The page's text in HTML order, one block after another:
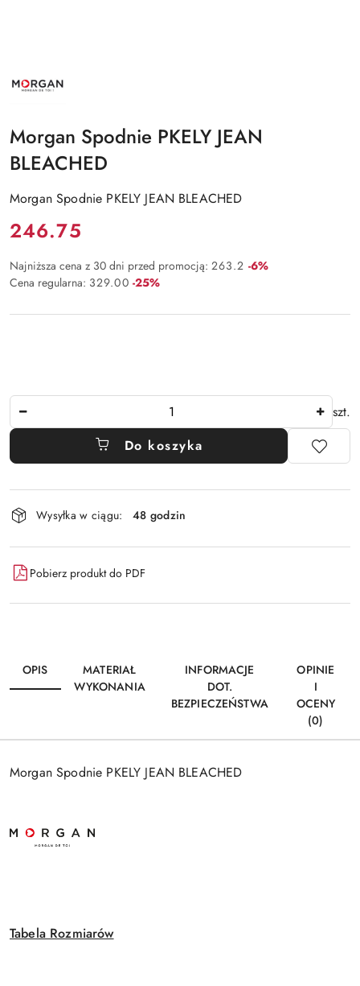
PRODUCENTA:
MORGAN
Morgan Spodnie PKELY JEAN
BLEACHED
Morgan Spodnie PKELY JEAN BLEACHED
Cena:
246.75
Najniższa cena z 30 dni przed promocją: 263.2 Rabat:
-6%
Cena regularna: 329.00 Rabat:
-25%
szt.
Do koszyka
Dostępność
i
dostawa
Wysyłka w ciągu: 48 godzin
Pobierz produkt do PDF
OPIS
MATERIAŁ
WYKONANIA
INFORMACJE
DOT.
BEZPIECZEŃSTWA
OPINIE
I
OCENY
(0)
Morgan Spodnie PKELY JEAN BLEACHED
Tabela Rozmiarów